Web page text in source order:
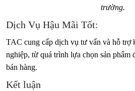
trường.
Dịch Vụ Hậu Mãi Tốt:
TAC cung cấp dịch vụ tư vấn và hỗ trợ
nghiệp, từ quá trình lựa chọn sản phẩm
bán hàng.
Kết luận